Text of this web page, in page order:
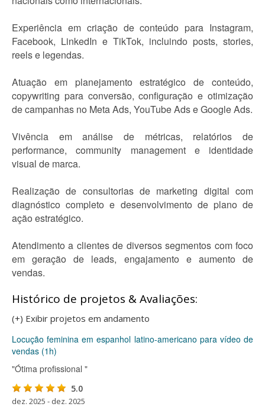
Experiência em criação de conteúdo para Instagram,
Facebook, LinkedIn e TikTok, incluindo posts, stories,
reels e legendas.
Atuação em planejamento estratégico de conteúdo,
copywriting para conversão, configuração e otimização
de campanhas no Meta Ads, YouTube Ads e Google Ads.
Vivência em análise de métricas, relatórios de
performance, community management e identidade
visual de marca.
Realização de consultorias de marketing digital com
diagnóstico completo e desenvolvimento de plano de
ação estratégico.
Atendimento a clientes de diversos segmentos com foco
em geração de leads, engajamento e aumento de
vendas.
Histórico de projetos & Avaliações:
(+) Exibir projetos em andamento
Locução feminina em espanhol latino-americano para vídeo de
vendas (1h)
"Ótima profissional "
5.0
dez. 2025 - dez. 2025